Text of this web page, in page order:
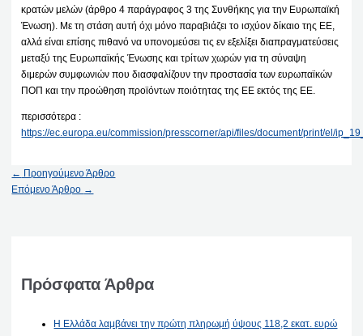
κρατών μελών (άρθρο 4 παράγραφος 3 της Συνθήκης για την Ευρωπαϊκή
Ένωση). Με τη στάση αυτή όχι μόνο παραβιάζει το ισχύον δίκαιο της ΕΕ,
αλλά είναι επίσης πιθανό να υπονομεύσει τις εν εξελίξει διαπραγματεύσεις
μεταξύ της Ευρωπαϊκής Ένωσης και τρίτων χωρών για τη σύναψη
διμερών συμφωνιών που διασφαλίζουν την προστασία των ευρωπαϊκών
ΠΟΠ και την προώθηση προϊόντων ποιότητας της ΕΕ εκτός της ΕΕ.
περισσότερα :
https://ec.europa.eu/commission/presscorner/api/files/document/print/el/
← Προηγούμενο Άρθρο
Επόμενο Άρθρο →
Πρόσφατα Άρθρα
Η Ελλάδα λαμβάνει την πρώτη πληρωμή ύψους 118,2 εκατ. ευρώ